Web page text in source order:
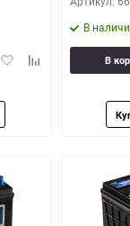
ДобавитьДобавить
В
В